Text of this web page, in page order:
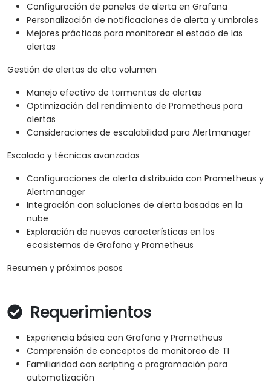
Configuración de paneles de alerta en Grafana
Personalización de notificaciones de alerta y umbrales
Mejores prácticas para monitorear el estado de las
alertas
Gestión de alertas de alto volumen
Manejo efectivo de tormentas de alertas
Optimización del rendimiento de Prometheus para
alertas
Consideraciones de escalabilidad para Alertmanager
Escalado y técnicas avanzadas
Configuraciones de alerta distribuida con Prometheus y
Alertmanager
Integración con soluciones de alerta basadas en la
nube
Exploración de nuevas características en los
ecosistemas de Grafana y Prometheus
Resumen y próximos pasos
Requerimientos
Experiencia básica con Grafana y Prometheus
Comprensión de conceptos de monitoreo de TI
Familiaridad con scripting o programación para
automatización